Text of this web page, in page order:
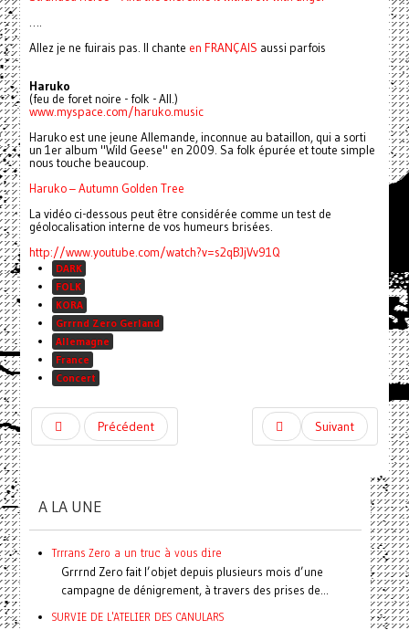
….
Allez je ne fuirais pas. Il chante en FRANÇAIS aussi parfois
Haruko
(feu de foret noire - folk - All.)
www.myspace.com/haruko.music
Haruko est une jeune Allemande, inconnue au bataillon, qui a sorti
un 1er album "Wild Geese" en 2009. Sa folk épurée et toute simple
nous touche beaucoup.
Haruko – Autumn Golden Tree
La vidéo ci-dessous peut être considérée comme un test de
géolocalisation interne de vos humeurs brisées.
http://www.youtube.com/watch?v=s2qBJjVv91Q
DARK
FOLK
KORA
Grrrnd Zero Gerland
Allemagne
France
Concert
Précédent Suivant
A LA UNE
Trrrans Zero a un truc à vous dire
Grrrnd Zero fait l’objet depuis plusieurs mois d’une
campagne de dénigrement, à travers des prises de...
SURVIE DE L'ATELIER DES CANULARS